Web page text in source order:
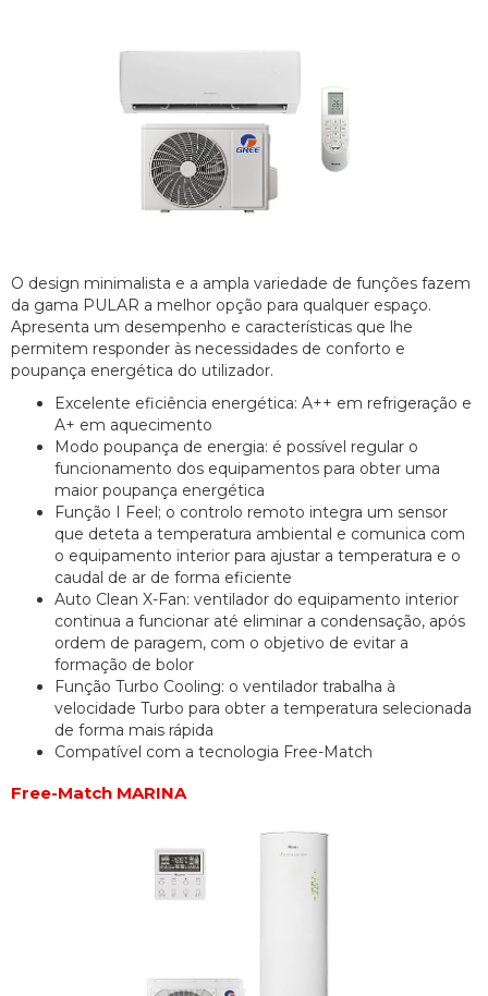
O design minimalista e a ampla variedade de funções fazem
da gama PULAR a melhor opção para qualquer espaço.
Apresenta um desempenho e características que lhe
permitem responder às necessidades de conforto e
poupança energética do utilizador.
Excelente eficiência energética: A++ em refrigeração e
A+ em aquecimento
Modo poupança de energia: é possível regular o
funcionamento dos equipamentos para obter uma
maior poupança energética
Função I Feel; o controlo remoto integra um sensor
que deteta a temperatura ambiental e comunica com
o equipamento interior para ajustar a temperatura e o
caudal de ar de forma eficiente
Auto Clean X-Fan: ventilador do equipamento interior
continua a funcionar até eliminar a condensação, após
ordem de paragem, com o objetivo de evitar a
formação de bolor
Função Turbo Cooling: o ventilador trabalha à
velocidade Turbo para obter a temperatura selecionada
de forma mais rápida
Compatível com a tecnologia Free-Match
Free-Match MARINA